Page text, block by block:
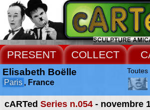
PRESENT COLLECT
cARTed Series n.054- novembre
Elisabeth Boëlle
Paris , France
Toutes